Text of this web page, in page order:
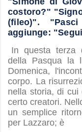
costoro?"
(fileo)".
aggiunge:
In questa terza
della Pasqua la
Domenica,
corpo. La
nella storia, di cui
certo creatori.
un semplice
per Lazzaro; è